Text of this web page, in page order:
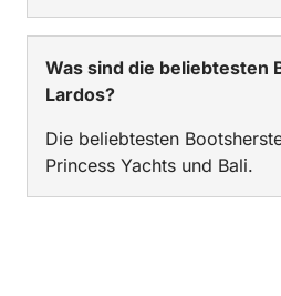
Was sind die beliebtesten
Lardos?
Die beliebtesten
Princess Yachts und Bali.